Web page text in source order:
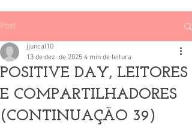
Post
POSITIVE DAY, LEITORES
E COMPARTILHADORES
(CONTINUAÇÃO 39)
jjuncal10
13 de dez. de 2025 4 min de leitura